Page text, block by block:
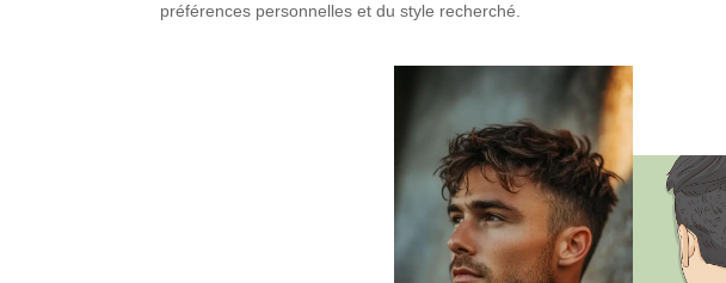
préférences personnelles et du style recherché.